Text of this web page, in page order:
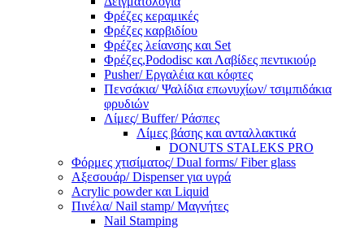
Φρέζες κεραμικές
Φρέζες καρβιδίου
Φρέζες λείανσης και Set
Φρέζες,Pododisc και Λαβίδες πεντικιούρ
Pusher/ Εργαλέια και κόφτες
Πενσάκια/ Ψαλίδια επωνυχίων/ τσιμπιδάκια
φρυδιών
Λίμες/ Buffer/ Ράσπες
Λίμες βάσης και ανταλλακτικά
DONUTS STALEKS PRO
Φόρμες χτισίματος/ Dual forms/ Fiber glass
Αξεσουάρ/ Dispenser για υγρά
Acrylic powder και Liquid
Πινέλα/ Nail stamp/ Μαγνήτες
Nail Stamping